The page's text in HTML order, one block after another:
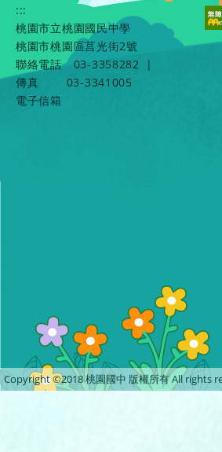
:::
桃園市立桃園國民中學
桃園市桃園區莒光街2號
聯絡電話
03-3358282
|
傳真
03-3341005
電子信箱
Copyright ©2018 桃園國中 版權所有 All rights